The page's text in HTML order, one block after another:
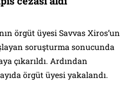
örgüt üyesi Savvas Xiros’un
soruşturma sonucunda
çıkarıldı. Ardından
örgüt üyesi yakalandı.